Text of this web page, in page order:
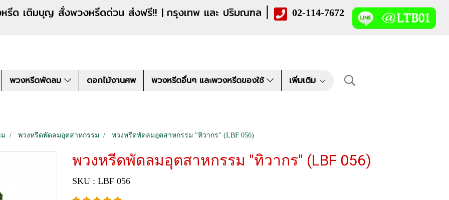
หรีดด่วน ส่งฟรี!! | กรุงเทพ และ ปริมณฑล | 02-114-7672
พวงหรีดพัดลม ดอกไม้งานศพ พวงหรีดอื่นๆ และพวงหรีดของใช้ เพิ่มเติม
พวงหรีดพัดลมอุตสาหกรรม พวงหรีดพัดลมอุตสาหกรรม "ทิวากร" (LBF 056)
พวงหรีดพัดลมอุตสาหกรรม "ทิวากร" (LBF 056)
SKU : LBF 056